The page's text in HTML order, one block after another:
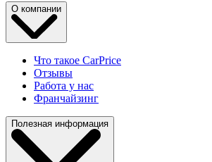
О компании
Что такое CarPrice
Отзывы
Работа у нас
Франчайзинг
Полезная информация